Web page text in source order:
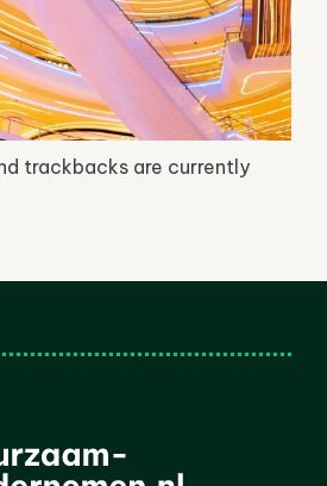
trackbacks are currently